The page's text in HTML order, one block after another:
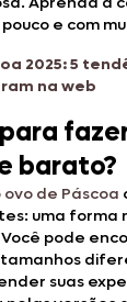
e com
2025: 5
na web
barato?
de Páscoa
uma forma
pode
suas